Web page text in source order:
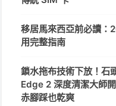
移居馬來西亞前必讀：
用完整指南
鎖水拖布技術下放！石
Edge 2 深度清潔大師
赤腳踩也乾爽